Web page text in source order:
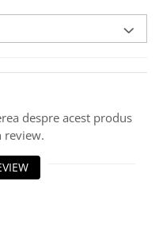
despre acest produs
review.